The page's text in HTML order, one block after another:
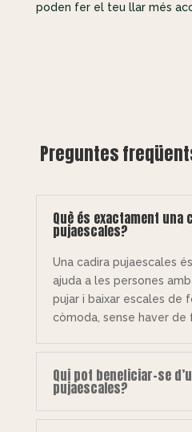
poden fer el teu llar més
Preguntes
Què és exactament una
pujaescales?
Una cadira pujaescales
ajuda a les persones
pujar i baixar escales de
còmoda, sense haver de
Qui pot beneficiar-se
pujaescales?